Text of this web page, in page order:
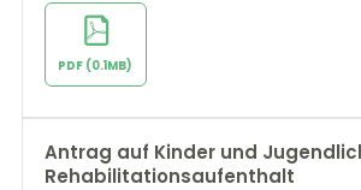
PDF (0.1MB)
Antrag auf Kinder und
Rehabilitationsaufenthalt